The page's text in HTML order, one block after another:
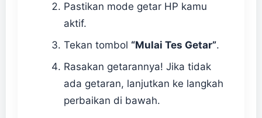
Pastikan mode getar HP kamu
aktif.
Tekan tombol “Mulai Tes Getar”.
Rasakan getarannya! Jika tidak
ada getaran, lanjutkan ke langkah
perbaikan di bawah.